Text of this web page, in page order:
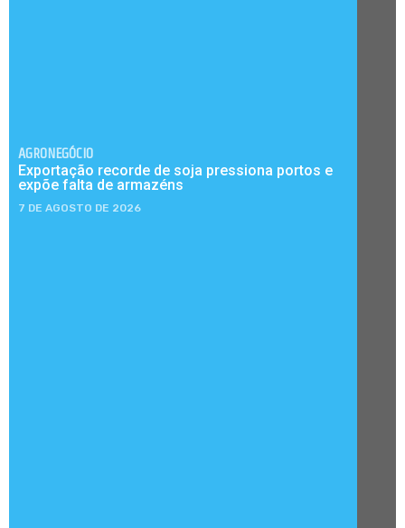
AGRONEGÓCIO
Exportação recorde de soja pressiona portos e
expõe falta de armazéns
7 DE AGOSTO DE 2026